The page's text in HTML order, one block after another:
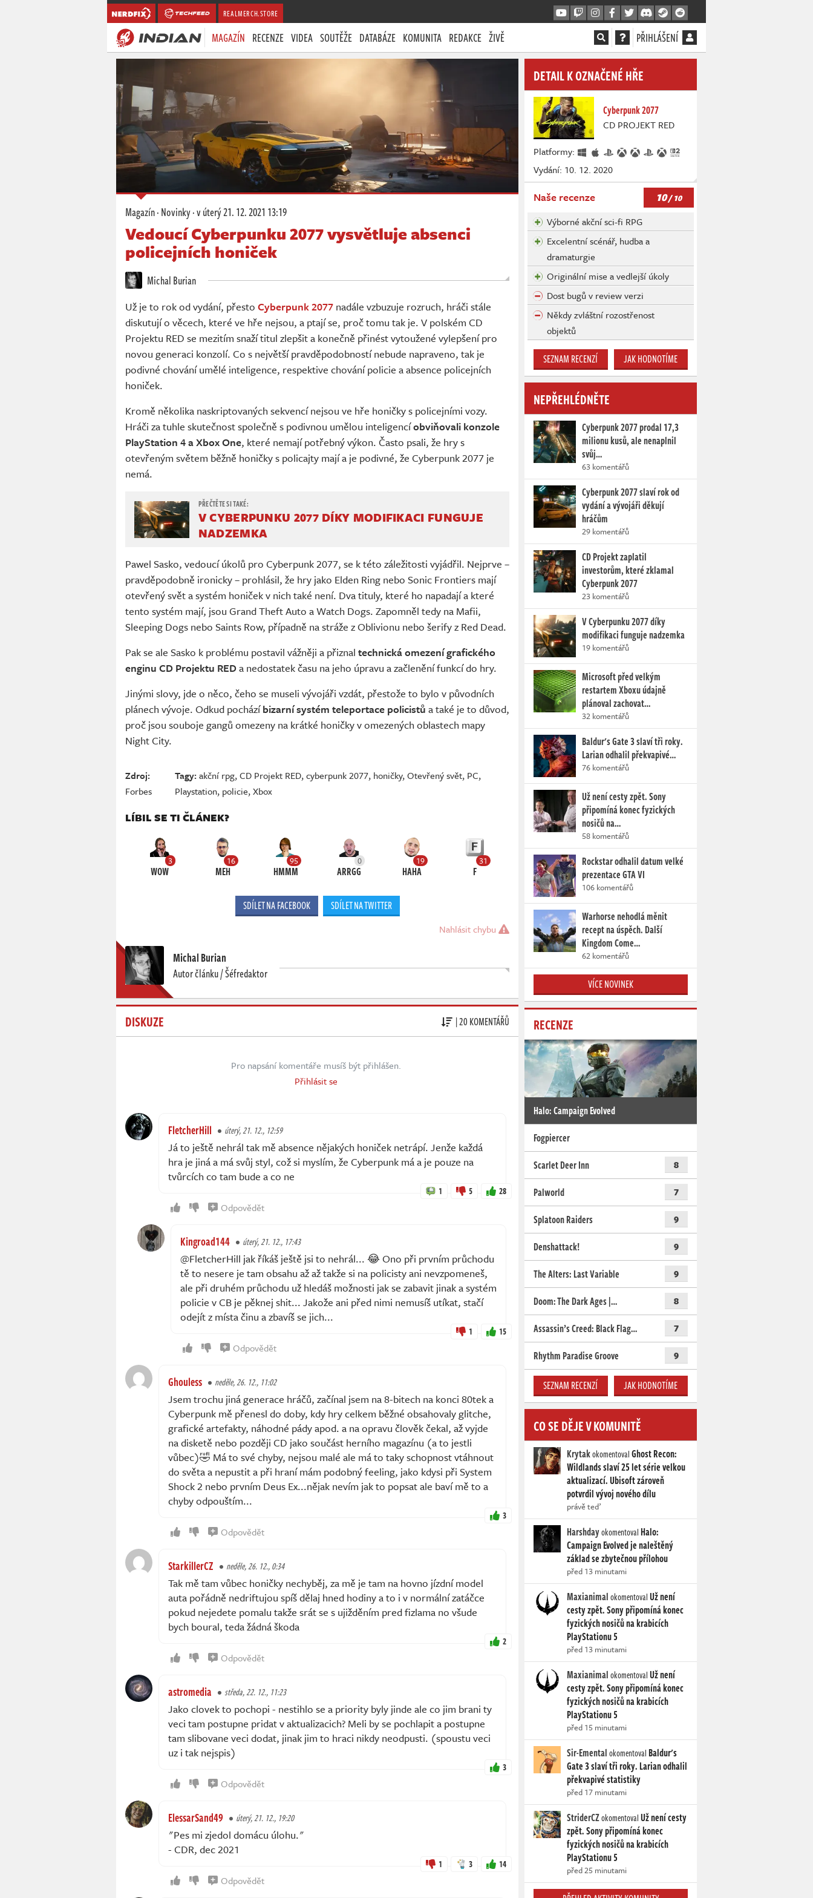
REALMERCH.STORE
MAGAZÍN RECENZE VIDEA SOUTĚŽE DATABÁZE KOMUNITA REDAKCE ŽIVĚ PŘIHLÁŠENÍ
Magazín·Novinky·v úterý21. 12. 2021 13:19
Vedoucí Cyberpunku 2077 vysvětluje absenci
policejních honiček
Michal Burian
Už je to rok od vydání, přesto Cyberpunk 2077 nadále vzbuzuje rozruch, hráči stále
diskutují o věcech, které ve hře nejsou, a ptají se, proč tomu tak je. V polském CD
Projektu RED se mezitím snaží titul zlepšit a konečně přinést vytoužené vylepšení pro
novou generaci konzolí. Co s největší pravděpodobností nebude napraveno, tak je
podivné chování umělé inteligence, respektive chování policie a absence policejních
honiček.
Kromě několika naskriptovaných sekvencí nejsou ve hře honičky s policejními vozy.
Hráči za tuhle skutečnost společně s podivnou umělou inteligencíobviňovali konzole
PlayStation 4 a Xbox One, které nemají potřebný výkon. Často psali, že hry s
otevřeným světem běžně honičky s policajty mají a je podivné, že Cyberpunk 2077 je
nemá.
V CYBERPUNKU 2077 DÍKY MODIFIKACI FUNGUJE
NADZEMKA
Pawel Sasko, vedoucí úkolů pro Cyberpunk 2077, se k této záležitosti vyjádřil. Nejprve –
pravděpodobně ironicky – prohlásil, že hry jako Elden Ring nebo Sonic Frontiers mají
otevřený svět a systém honiček v nich také není. Dva tituly, které ho napadají a které
tento systém mají, jsou Grand Theft Auto a Watch Dogs. Zapomněl tedy na Mafii,
Sleeping Dogs nebo Saints Row, případně na stráže z Oblivionu nebo šerify z Red Dead.
Pak se ale Sasko k problému postavil vážněji a přiznal technická omezení grafického
enginu CD Projektu REDa nedostatek času na jeho úpravu a začlenění funkcí do hry.
Jinými slovy, jde o něco, čeho se museli vývojáři vzdát, přestože to bylo v původních
plánech vývoje. Odkud pocházíbizarní systém teleportace policistů a také je to důvod,
proč jsou souboje gangů omezeny na krátké honičky v omezených oblastech mapy
Night City.
Zdroj:
Forbes
Tagy:akční rpg,CD Projekt RED,cyberpunk 2077, honičky,Otevřený svět, PC,
Playstation, policie,Xbox
LÍBIL SE TI ČLÁNEK?
3
WOW
16
MEH
95
HMMM
0
ARRGG
19
HAHA
31
F
SDÍLET NA FACEBOOK SDÍLET NA TWITTER
Nahlásit chybu
Michal Burian
Autor článku / Šéfredaktor
DISKUZE | 20 KOMENTÁŘŮ
Pro napsání komentáře musíš být přihlášen.
Přihlásit se
FletcherHill úterý, 21. 12., 12:59
Já to ještě nehrál tak mě absence nějakých honiček netrápí. Jenže každá
hra je jiná a má svůj styl, což si myslím, že Cyberpunk má a je pouze na
tvůrcích co tam bude a co ne
1 5 28
Odpovědět
Kingroad144 úterý, 21. 12., 17:43
@FletcherHill jak říkáš ještě jsi to nehrál... 😂 Ono při prvním průchodu
tě to nesere je tam obsahu až až takže si na policisty ani nevzpomeneš,
ale při druhém průchodu už hledáš možnosti jak se zabavit jinak a systém
policie v CB je pěknej shit... Jakože ani před nimi nemusíš utíkat, stačí
odejít z místa činu a zbavíš se jich...
1 15
Odpovědět
Ghouless neděle, 26. 12., 11:02
Jsem trochu jiná generace hráčů, začínal jsem na 8-bitech na konci 80tek a
Cyberpunk mě přenesl do doby, kdy hry celkem běžné obsahovaly glitche,
grafické artefakty, náhodné pády apod. a na opravu člověk čekal, až vyjde
na disketě nebo později CD jako součást herního magazínu (a to jestli
vůbec)🤣 Má to své chyby, nejsou malé ale má to taky schopnost vtáhnout
do světa a nepustit a při hraní mám podobný feeling, jako kdysi při System
Shock 2 nebo prvním Deus Ex...nějak nevím jak to popsat ale baví mě to a
chyby odpouštím...
3
Odpovědět
StarkillerCZ neděle, 26. 12., 0:34
Tak mě tam vůbec honičky nechyběj, za mě je tam na hovno jízdní model
auta pořádně nedriftujou spíš dělaj hned hodiny a to i v normální zatáčce
pokud nejedete pomalu takže srát se s ujižděním pred fizlama no všude
bych boural, teda žádná škoda
2
Odpovědět
astromedia středa, 22. 12., 11:23
Jako clovek to pochopi - nestihlo se a priority byly jinde ale co jim brani ty
veci tam postupne pridat v aktualizacich? Meli by se pochlapit a postupne
tam slibovane veci dodat, jinak jim to hraci nikdy neodpusti. (spoustu veci
uz i tak nejspis)
3
Odpovědět
ElessarSand49 úterý, 21. 12., 19:20
"Pes mi zjedol domácu úlohu."
- CDR, dec 2021
1 3 14
Odpovědět
DETAIL K OZNAČENÉ HŘE
Cyberpunk 2077
CD PROJEKT RED
Platformy:
Vydání: 10. 12. 2020
Naše recenze 10/ 10
Výborné akční sci-fi RPG
Excelentní scénář, hudba a
dramaturgie
Originální mise a vedlejší úkoly
Dost bugů v review verzi
Někdy zvláštní rozostřenost
objektů
SEZNAM RECENZÍ JAK HODNOTÍME
NEPŘEHLÉDNĚTE
Cyberpunk 2077 prodal 17,3
milionu kusů, ale nenaplnil
svůj…
63 komentářů
Cyberpunk 2077 slaví rok od
vydání a vývojáři děkují
hráčům
29 komentářů
CD Projekt zaplatil
investorům, které zklamal
Cyberpunk 2077
23 komentářů
V Cyberpunku 2077 díky
modifikaci funguje nadzemka
19 komentářů
Microsoft před velkým
restartem Xboxu údajně
plánoval zachovat…
32 komentářů
Baldur's Gate 3 slaví tři roky.
Larian odhalil překvapivé…
76 komentářů
Už není cesty zpět. Sony
připomíná konec fyzických
nosičů na…
58 komentářů
Rockstar odhalil datum velké
prezentace GTA VI
106 komentářů
Warhorse nehodlá měnit
recept na úspěch. Další
Kingdom Come…
62 komentářů
VÍCE NOVINEK
RECENZE
Halo: Campaign Evolved
Fogpiercer
Scarlet Deer Inn
8
Palworld 7
Splatoon Raiders 9
Denshattack! 9
The Alters: Last Variable 9
Doom: The Dark Ages |… 8
Assassin’s Creed: Black Flag… 7
Rhythm Paradise Groove 9
SEZNAM RECENZÍ JAK HODNOTÍME
CO SE DĚJE V KOMUNITĚ
KrytakokomentovalGhost Recon:
Wildlands slaví 25 let série velkou
aktualizací. Ubisoft zároveň
potvrdil vývoj nového dílu
právě teď
Harshdayokomentoval Halo:
Campaign Evolved je naleštěný
základ se zbytečnou přílohou
před 13 minutami
MaxianimalokomentovalUž není
cesty zpět. Sony připomíná konec
fyzických nosičů na krabicích
PlayStationu 5
před 13 minutami
MaxianimalokomentovalUž není
cesty zpět. Sony připomíná konec
fyzických nosičů na krabicích
PlayStationu 5
před 15 minutami
Sir-Ementalokomentoval Baldur's
Gate 3 slaví tři roky. Larian odhalil
překvapivé statistiky
před 17 minutami
StriderCZokomentovalUž není cesty
zpět. Sony připomíná konec
fyzických nosičů na krabicích
PlayStationu 5
před 25 minutami